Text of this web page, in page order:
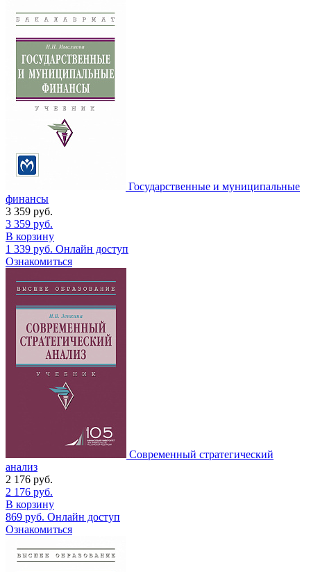
Государственные и муниципальные
финансы
3 359 руб.
3 359 руб.
В корзину
1 339 руб. Онлайн доступ
Ознакомиться
Современный стратегический
анализ
2 176 руб.
2 176 руб.
В корзину
869 руб. Онлайн доступ
Ознакомиться